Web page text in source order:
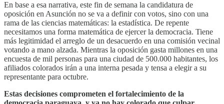
En base a esa narrativa, este fin de semana la candidatura de
oposición en Asunción no se va a definir con votos, sino con una
rama de las ciencias matemáticas: la estadística. De repente
necesitamos una forma matemática de ejercer la democracia. Tiene
más legitimidad el arreglo de un desacuerdo en una comisión vecinal
votando a mano alzada. Mientras la oposición gasta millones en una
encuesta de mil personas para una ciudad de 500.000 habitantes, los
afiliados colorados irán a una interna pesada y tensa a elegir a su
representante para octubre.
Estas decisiones comprometen el fortalecimiento de la